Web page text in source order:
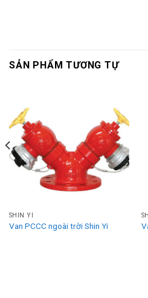
SẢN PHẨM TƯƠNG TỰ
SHIN YI
Van PCCC ngoài trời Shin Yi